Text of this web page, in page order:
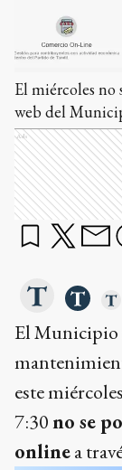
El miércoles no
web del
Ads
El Municipio
este
7:30no se
onlinea